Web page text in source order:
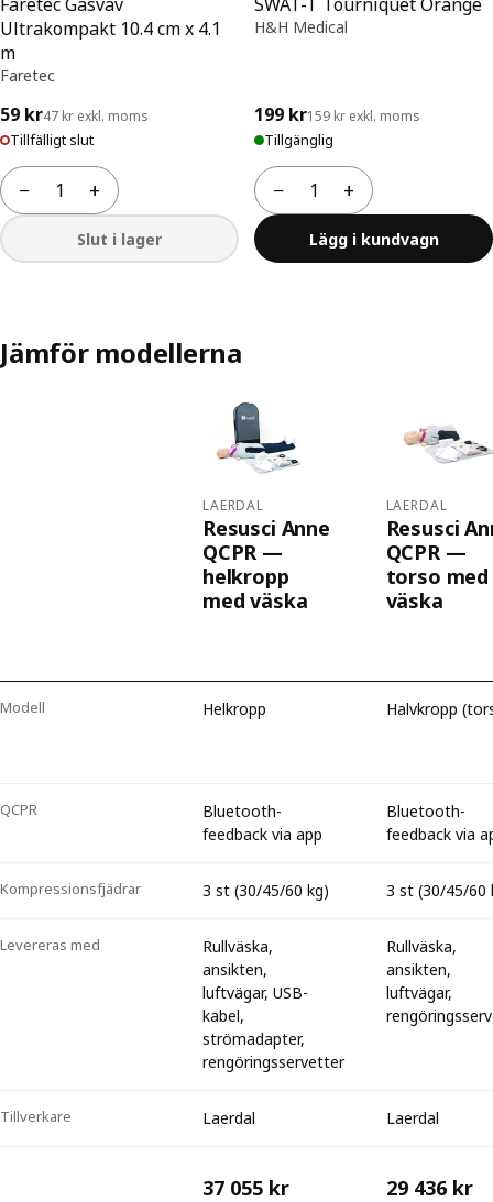
Ultrakompakt 10.4 cm x 4.1
m
Faretec
59 kr47 kr exkl. moms
Tillfälligt slut
−
Antal +
Slut i lager
H&H Medical
199 kr159 kr exkl. moms
Tillgänglig
−
Antal +
Lägg i kundvagn
Jämför modellerna
LAERDAL
Resusci Anne
QCPR —
helkropp
med väska
LAERDAL
Resusci
QCPR —
torso med
väska
Modell Helkropp Halvkropp
QCPR
Bluetooth-
feedback via app
Bluetooth-
feedback via
Kompressionsfjädrar 3 st (30/45/60 kg) 3 st (30/45/60
Levereras med
Rullväska,
ansikten,
luftvägar, USB-
kabel,
strömadapter,
rengöringsservetter
Rullväska,
ansikten,
luftvägar,
Tillverkare Laerdal Laerdal
37 055 kr 29 436 kr